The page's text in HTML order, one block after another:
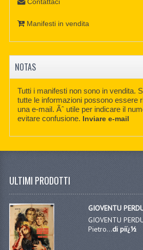
Manifesti in vendita
NOTAS
Tutti i manifesti non sono in vendita.
tutte le informazioni possono essere
una e-mail. Ãˆ utile per indicare il
evitare confusione. Inviare e-mail
ULTIMI PRODOTTI
GIOVENTU
GIOVENTU
Pietro...di piï¿½